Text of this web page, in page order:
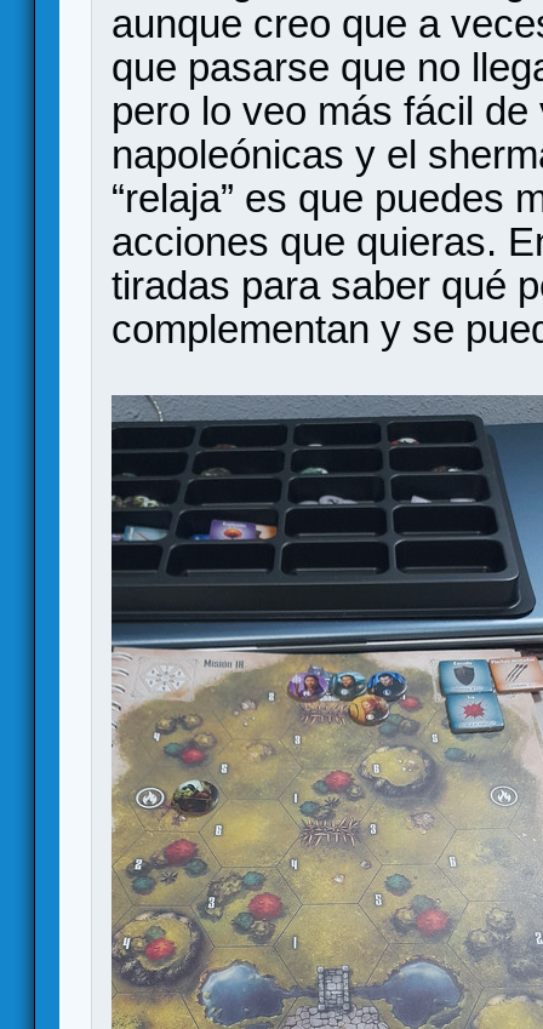
aunque creo que a
que pasarse que no
pero lo veo más fácil
napoleónicas y el
“relaja” es que puedes
acciones que quieras.
tiradas para saber qué
complementan y se